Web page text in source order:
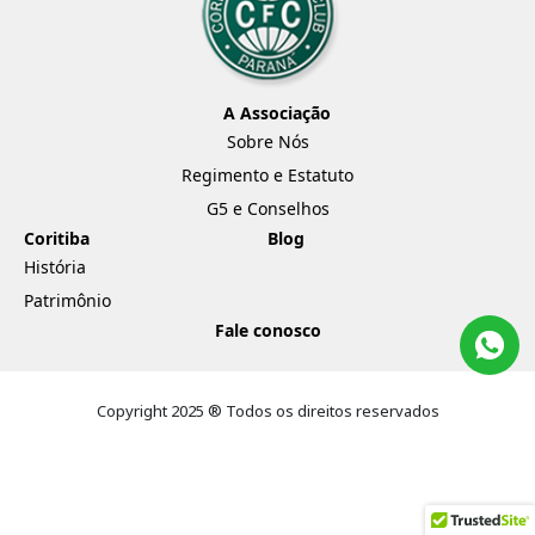
A Associação
Sobre Nós
Regimento e Estatuto
G5 e Conselhos
Coritiba
História
Patrimônio
Blog
Fale conosco
Copyright 2025 ® Todos os direitos reservados